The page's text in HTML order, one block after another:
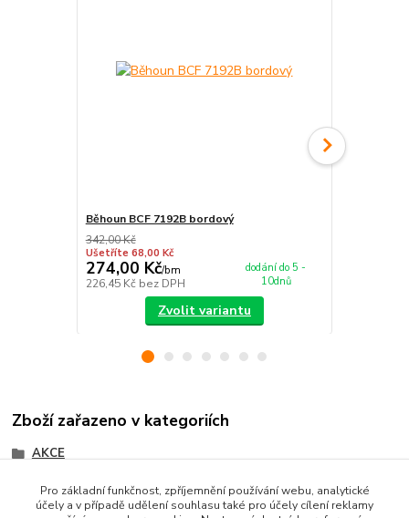
Běhoun BCF 7192B bordový
342,00 Kč
Ušetříte 68,00 Kč
274,00 Kč/bm
226,45 Kč bez DPH
dodání do 5 -
10dnů
Zvolit variantu
Zboží zařazeno v kategoriích
AKCE
Akční nabídka
Pro základní funkčnost, zpříjemnění používání webu, analytické
účely a v případě udělení souhlasu také pro účely cílení reklamy